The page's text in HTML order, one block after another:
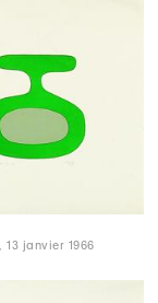
, 13 janvier 1966